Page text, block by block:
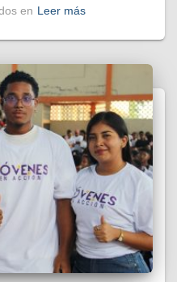
en Leer más